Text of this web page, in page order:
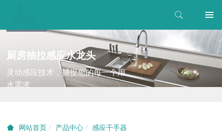
厨房抽拉感应水龙头
灵动感应技术，捕捉您的每一个用
水需求
网站首页 产品中心 感应干手器